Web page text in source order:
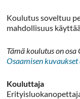
Koulutus soveltuu
mahdollisuus
Tämä koulutus on
Osaamisen kuvaukset
Kouluttaja